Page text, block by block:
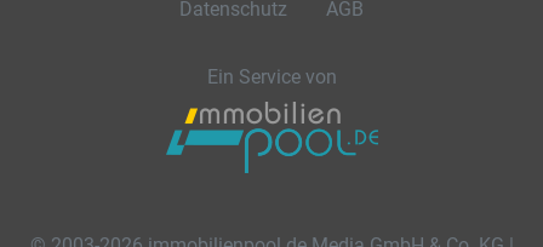
Datenschutz AGB
Ein Service von